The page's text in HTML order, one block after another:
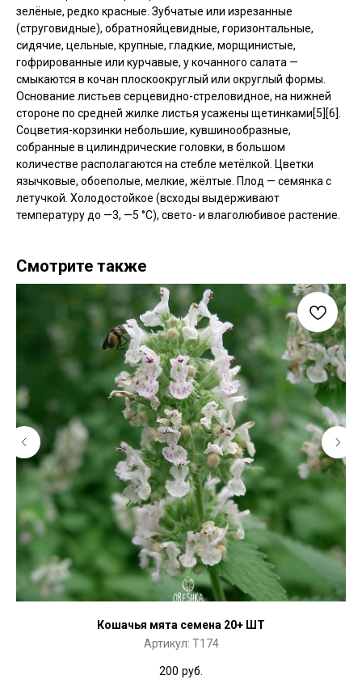
зелёные, редко красные. Зубчатые или изрезанные
(струговидные), обратнояйцевидные, горизонтальные,
сидячие, цельные, крупные, гладкие, морщинистые,
гофрированные или курчавые, у кочанного салата —
смыкаются в кочан плоскоокруглый или округлый формы.
Основание листьев серцевидно-стреловидное, на нижней
стороне по средней жилке листья усажены щетинками[5][6].
Соцветия-корзинки небольшие, кувшинообразные,
собранные в цилиндрические головки, в большом
количестве располагаются на стебле метёлкой. Цветки
язычковые, обоеполые, мелкие, жёлтые. Плод — семянка с
летучкой. Холодостойкое (всходы выдерживают
температуру до —3, —5 °С), свето- и влаголюбивое растение.
Смотрите также
Кошачья мята семена 20+ ШТ
Артикул: T174
200 руб.